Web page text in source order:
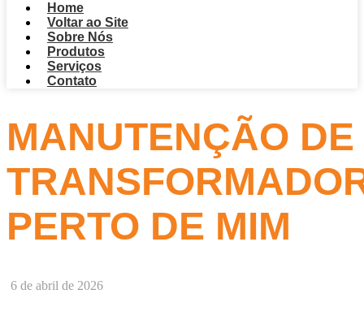
Home
Voltar ao Site
Sobre Nós
Produtos
Serviços
Contato
MANUTENÇÃO DE
PERTO DE MIM
6 de abril de 2026